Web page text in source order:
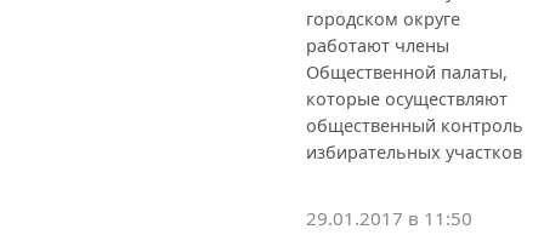
городском округе
работают члены
Общественной палаты,
которые осуществляют
общественный контроль
избирательных участков
29.01.2017 в 11:50